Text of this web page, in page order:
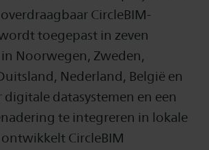
CircleBIM-
toegepast in zeven
Noorwegen, Zweden,
Nederland, België en
datasystemen en een
te integreren in lokale
CircleBIM